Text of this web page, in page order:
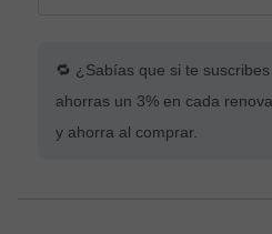
🔁 ¿Sabías que si te
ahorras un 3% en cada
y ahorra al comprar.